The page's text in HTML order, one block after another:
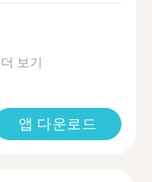
더 보기
앱 다운로드